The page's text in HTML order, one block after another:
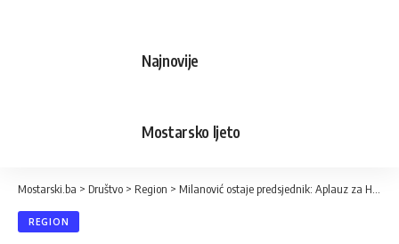
Najnovije
Mostarsko ljeto
Mostarski.ba > Društvo > Region > Milanović ostaje predsjednik: Aplauz za HDZ, hvala ti BiH
REGION